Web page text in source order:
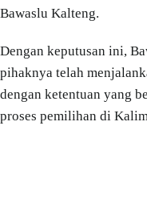
Bawaslu Kalteng.
Dengan keputusan ini,
pihaknya telah
dengan ketentuan yang
proses pemilihan di